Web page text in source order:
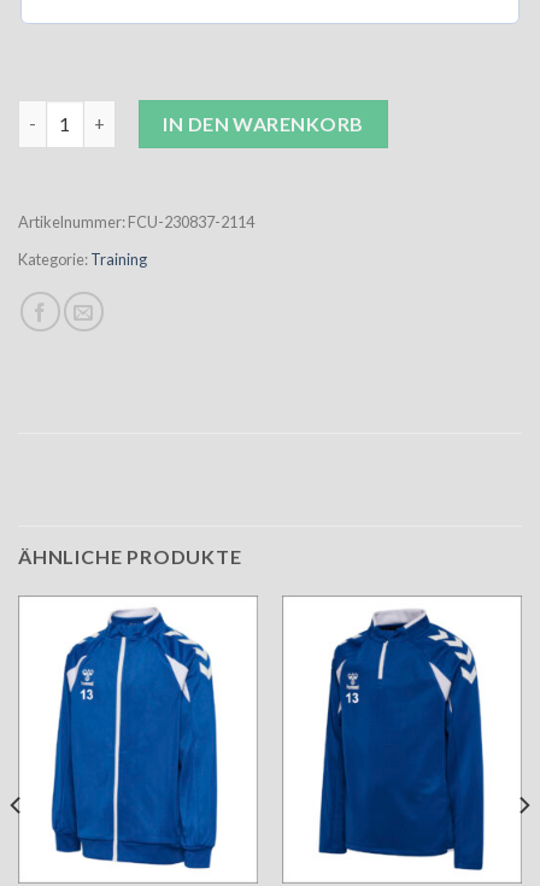
IN DEN WARENKORB
Artikelnummer:FCU-230837-2114
Kategorie:Training
ÄHNLICHE PRODUKTE